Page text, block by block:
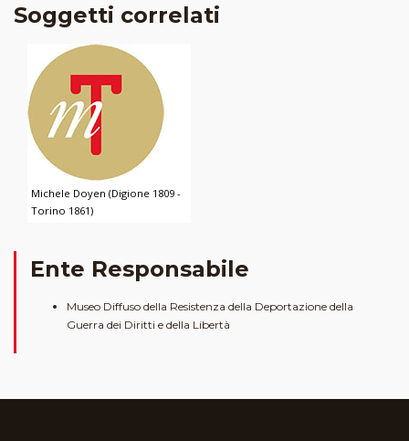
Soggetti correlati
Michele Doyen (Digione 1809 -
Torino 1861)
Ente Responsabile
Museo Diffuso della Resistenza della Deportazione della
Guerra dei Diritti e della Libertà